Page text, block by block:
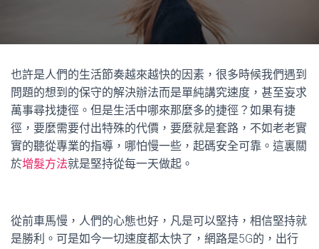
I
O
N
也許是人們的生活節奏越來越快的因素，很多時候我們遇到
問題的想到的保守的解決辦法而是單純講究速度，甚至妄求
萬事尋找捷徑。但是生活中哪來那麼多的捷徑？如果有捷
徑，要麼需要付出特殊的代價，要麼就是套路，不如老老實
實的聽從專業的指導，哪怕慢一些，起碼安全可靠。這裏關
於增髮方法就是堅持從每一天做起。
從前車馬慢，人們的心態也好，凡是可以堅持，相信堅持就
是勝利。可是如今一切速度都太快了，網路是5G的，出行